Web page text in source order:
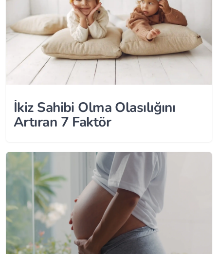
İkiz Sahibi Olma Olasılığını
Artıran 7 Faktör